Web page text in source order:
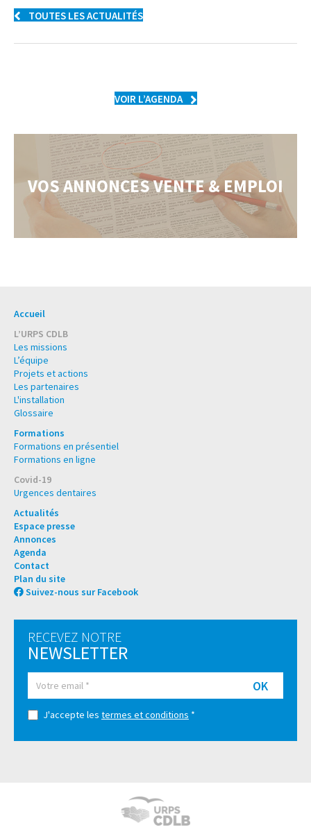
TOUTES LES ACTUALITÉS
VOIR L’AGENDA
VOS ANNONCES VENTE & EMPLOI
Accueil
L’URPS CDLB
Les missions
L’équipe
Projets et actions
Les partenaires
L'installation
Glossaire
Formations
Formations en présentiel
Formations en ligne
Covid-19
Urgences dentaires
Actualités
Espace presse
Annonces
Agenda
Contact
Plan du site
Suivez-nous sur Facebook
RECEVEZ NOTRE
NEWSLETTER
OK
J'accepte les termes et conditions *